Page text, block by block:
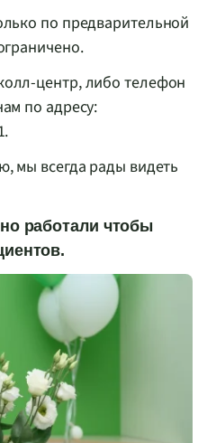
по предварительной
центр, либо телефон
по адресу:
мы всегда рады видеть
работали чтобы